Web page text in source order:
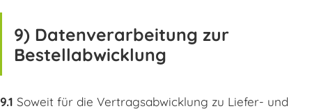
9) Datenverarbeitung zur
Bestellabwicklung
9.1 Soweit für die Vertragsabwicklung zu Liefer- und